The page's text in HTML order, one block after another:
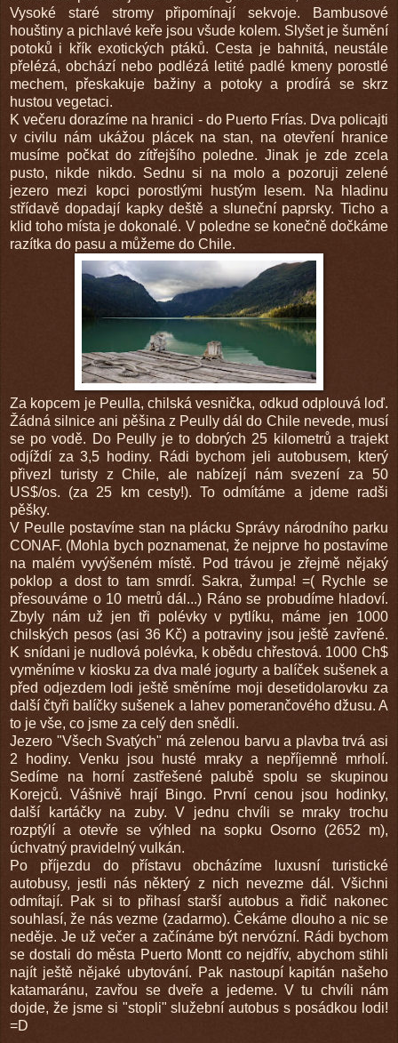
Vysoké staré stromy připomínají sekvoje. Bambusové
houštiny a pichlavé keře jsou všude kolem. Slyšet je šumění
potoků i křík exotických ptáků. Cesta je bahnitá, neustále
přelézá, obchází nebo podlézá letité padlé kmeny porostlé
mechem, přeskakuje bažiny a potoky a prodírá se skrz
hustou vegetaci.
K večeru dorazíme na hranici - do Puerto Frías. Dva policajti
v civilu nám ukážou plácek na stan, na otevření hranice
musíme počkat do zítřejšího poledne. Jinak je zde zcela
pusto, nikde nikdo. Sednu si na molo a pozoruji zelené
jezero mezi kopci porostlými hustým lesem. Na hladinu
střídavě dopadají kapky deště a sluneční paprsky. Ticho a
klid toho místa je dokonalé. V poledne se konečně dočkáme
razítka do pasu a můžeme do Chile.
Za kopcem je Peulla, chilská vesnička, odkud odplouvá loď.
Žádná silnice ani pěšina z Peully dál do Chile nevede, musí
se po vodě. Do Peully je to dobrých 25 kilometrů a trajekt
odjíždí za 3,5 hodiny. Rádi bychom jeli autobusem, který
přivezl turisty z Chile, ale nabízejí nám svezení za 50
US$/os. (za 25 km cesty!). To odmítáme a jdeme radši
pěšky.
V Peulle postavíme stan na plácku Správy národního parku
CONAF. (Mohla bych poznamenat, že nejprve ho postavíme
na malém vyvýšeném místě. Pod trávou je zřejmě nějaký
poklop a dost to tam smrdí. Sakra, žumpa! =( Rychle se
přesouváme o 10 metrů dál...) Ráno se probudíme hladoví.
Zbyly nám už jen tři polévky v pytlíku, máme jen 1000
chilských pesos (asi 36 Kč) a potraviny jsou ještě zavřené.
K snídani je nudlová polévka, k obědu chřestová. 1000 Ch$
vyměníme v kiosku za dva malé jogurty a balíček sušenek a
před odjezdem lodi ještě směníme moji desetidolarovku za
další čtyři balíčky sušenek a lahev pomerančového džusu. A
to je vše, co jsme za celý den snědli.
Jezero "Všech Svatých" má zelenou barvu a plavba trvá asi
2 hodiny. Venku jsou husté mraky a nepříjemně mrholí.
Sedíme na horní zastřešené palubě spolu se skupinou
Korejců. Vášnivě hrají Bingo. První cenou jsou hodinky,
další kartáčky na zuby. V jednu chvíli se mraky trochu
rozptýlí a otevře se výhled na sopku Osorno (2652 m),
úchvatný pravidelný vulkán.
Po příjezdu do přístavu obcházíme luxusní turistické
autobusy, jestli nás některý z nich nevezme dál. Všichni
odmítají. Pak si to přihasí starší autobus a řidič nakonec
souhlasí, že nás vezme (zadarmo). Čekáme dlouho a nic se
neděje. Je už večer a začínáme být nervózní. Rádi bychom
se dostali do města Puerto Montt co nejdřív, abychom stihli
najít ještě nějaké ubytování. Pak nastoupí kapitán našeho
katamaránu, zavřou se dveře a jedeme. V tu chvíli nám
dojde, že jsme si "stopli" služební autobus s posádkou lodi!
=D